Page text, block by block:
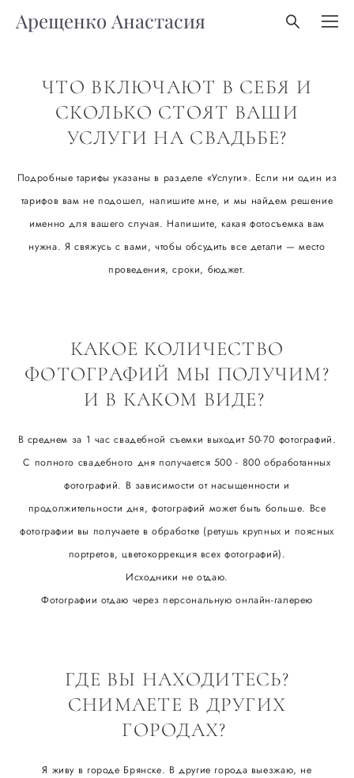
Арещенко Анастасия
ЧТО ВКЛЮЧАЮТ В СЕБЯ И
СКОЛЬКО СТОЯТ ВАШИ
УСЛУГИ НА СВАДЬБЕ?
Подробные тарифы указаны в разделе «Услуги». Если ни один из
тарифов вам не подошел, напишите мне, и мы найдем решение
именно для вашего случая. Напишите, какая фотосъемка вам
нужна. Я свяжусь с вами, чтобы обсудить все детали — место
проведения, сроки, бюджет.
КАКОЕ КОЛИЧЕСТВО
ФОТОГРАФИЙ МЫ ПОЛУЧИМ?
И В КАКОМ ВИДЕ?
В среднем за 1 час свадебной съемки выходит 50-70 фотографий.
С полного свадебного дня получается 500 - 800 обработанных
фотографий. В зависимости от насыщенности и
продолжительности дня, фотографий может быть больше. Все
фотографии вы получаете в обработке (ретушь крупных и поясных
портретов, цветокоррекция всех фотографий).
Исходники не отдаю.
Фотографии отдаю через персональную онлайн-галерею
ГДЕ ВЫ НАХОДИТЕСЬ?
СНИМАЕТЕ В ДРУГИХ
ГОРОДАХ?
Я живу в городе Брянске. В другие города выезжаю, не